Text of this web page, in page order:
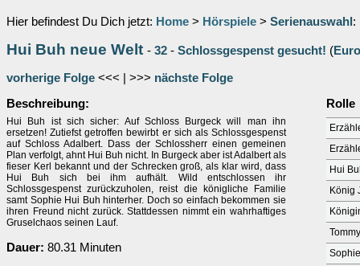
Hier befindest Du Dich jetzt: Home > Hörspiele > Serienauswahl :
Hui Buh neue Welt - 32 - Schlossgespenst gesucht! (
vorherige Folge <<< | >>> nächste Folge
Beschreibung:
Hui Buh ist sich sicher: Auf Schloss Burgeck will man ihn
ersetzen! Zutiefst getroffen bewirbt er sich als Schlossgespenst
auf Schloss Adalbert. Dass der Schlossherr einen gemeinen
Plan verfolgt, ahnt Hui Buh nicht. In Burgeck aber ist Adalbert als
fieser Kerl bekannt und der Schrecken groß, als klar wird, dass
Hui Buh sich bei ihm aufhält. Wild entschlossen ihr
Schlossgespenst zurückzuholen, reist die königliche Familie
samt Sophie Hui Buh hinterher. Doch so einfach bekommen sie
ihren Freund nicht zurück. Stattdessen nimmt ein wahrhaftiges
Gruselchaos seinen Lauf.
Dauer: 80.31 Minuten
Rolle
Hui
König
Tommy
Sophie